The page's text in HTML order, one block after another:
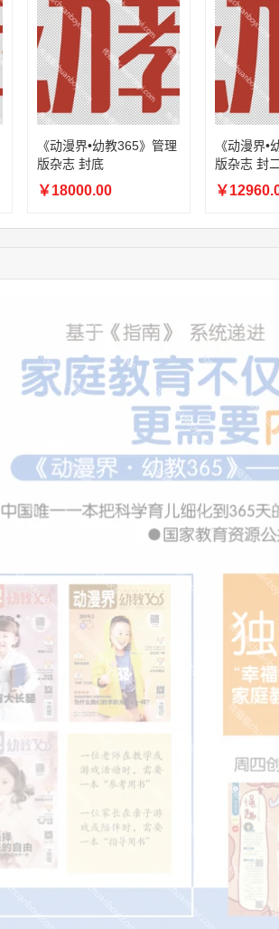
08:36:41 191****0991 联系了该媒体所在商家
05:24:34 186****8762 联系了该媒体所在商家
06:11:20 166****9198 联系了该媒体所在商家
02:28:16 183****1249 联系了该媒体所在商家
05:13:40
159****9700 联系了该媒体所在商家
08:52:47 155****6115 联系了该媒体所在商家
03:27:46 181****7631 联系了该媒体所在商家
03:18:49 173****0620
联系了该媒体所在商家
03:20:56 156****3374
联系了该媒体所在商家
01:59:39 189****2617 联系了该媒体所在商家
《动漫界•幼教365》管理
版杂志 封底
￥18000.00
《动漫界•
版杂志 封二
￥